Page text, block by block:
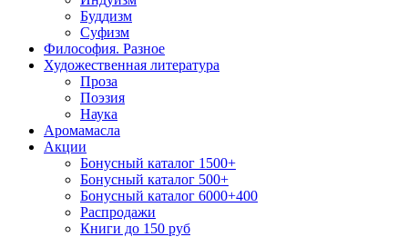
Буддизм
Суфизм
Философия. Разное
Художественная литература
Проза
Поэзия
Наука
Аромамасла
Акции
Бонусный каталог 1500+
Бонусный каталог 500+
Бонусный каталог 6000+400
Распродажи
Книги до 150 руб